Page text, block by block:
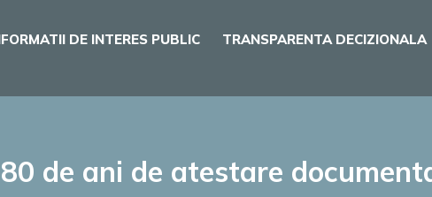
DE INTERES PUBLIC TRANSPARENTA DECIZIONALA
de ani de atestare